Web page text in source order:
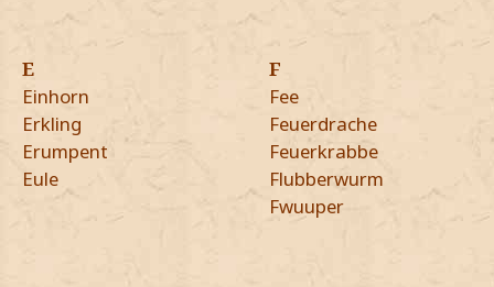
E
Einhorn
Erkling
Erumpent
Eule
F
Fee
Feuerdrache
Feuerkrabbe
Flubberwurm
Fwuuper